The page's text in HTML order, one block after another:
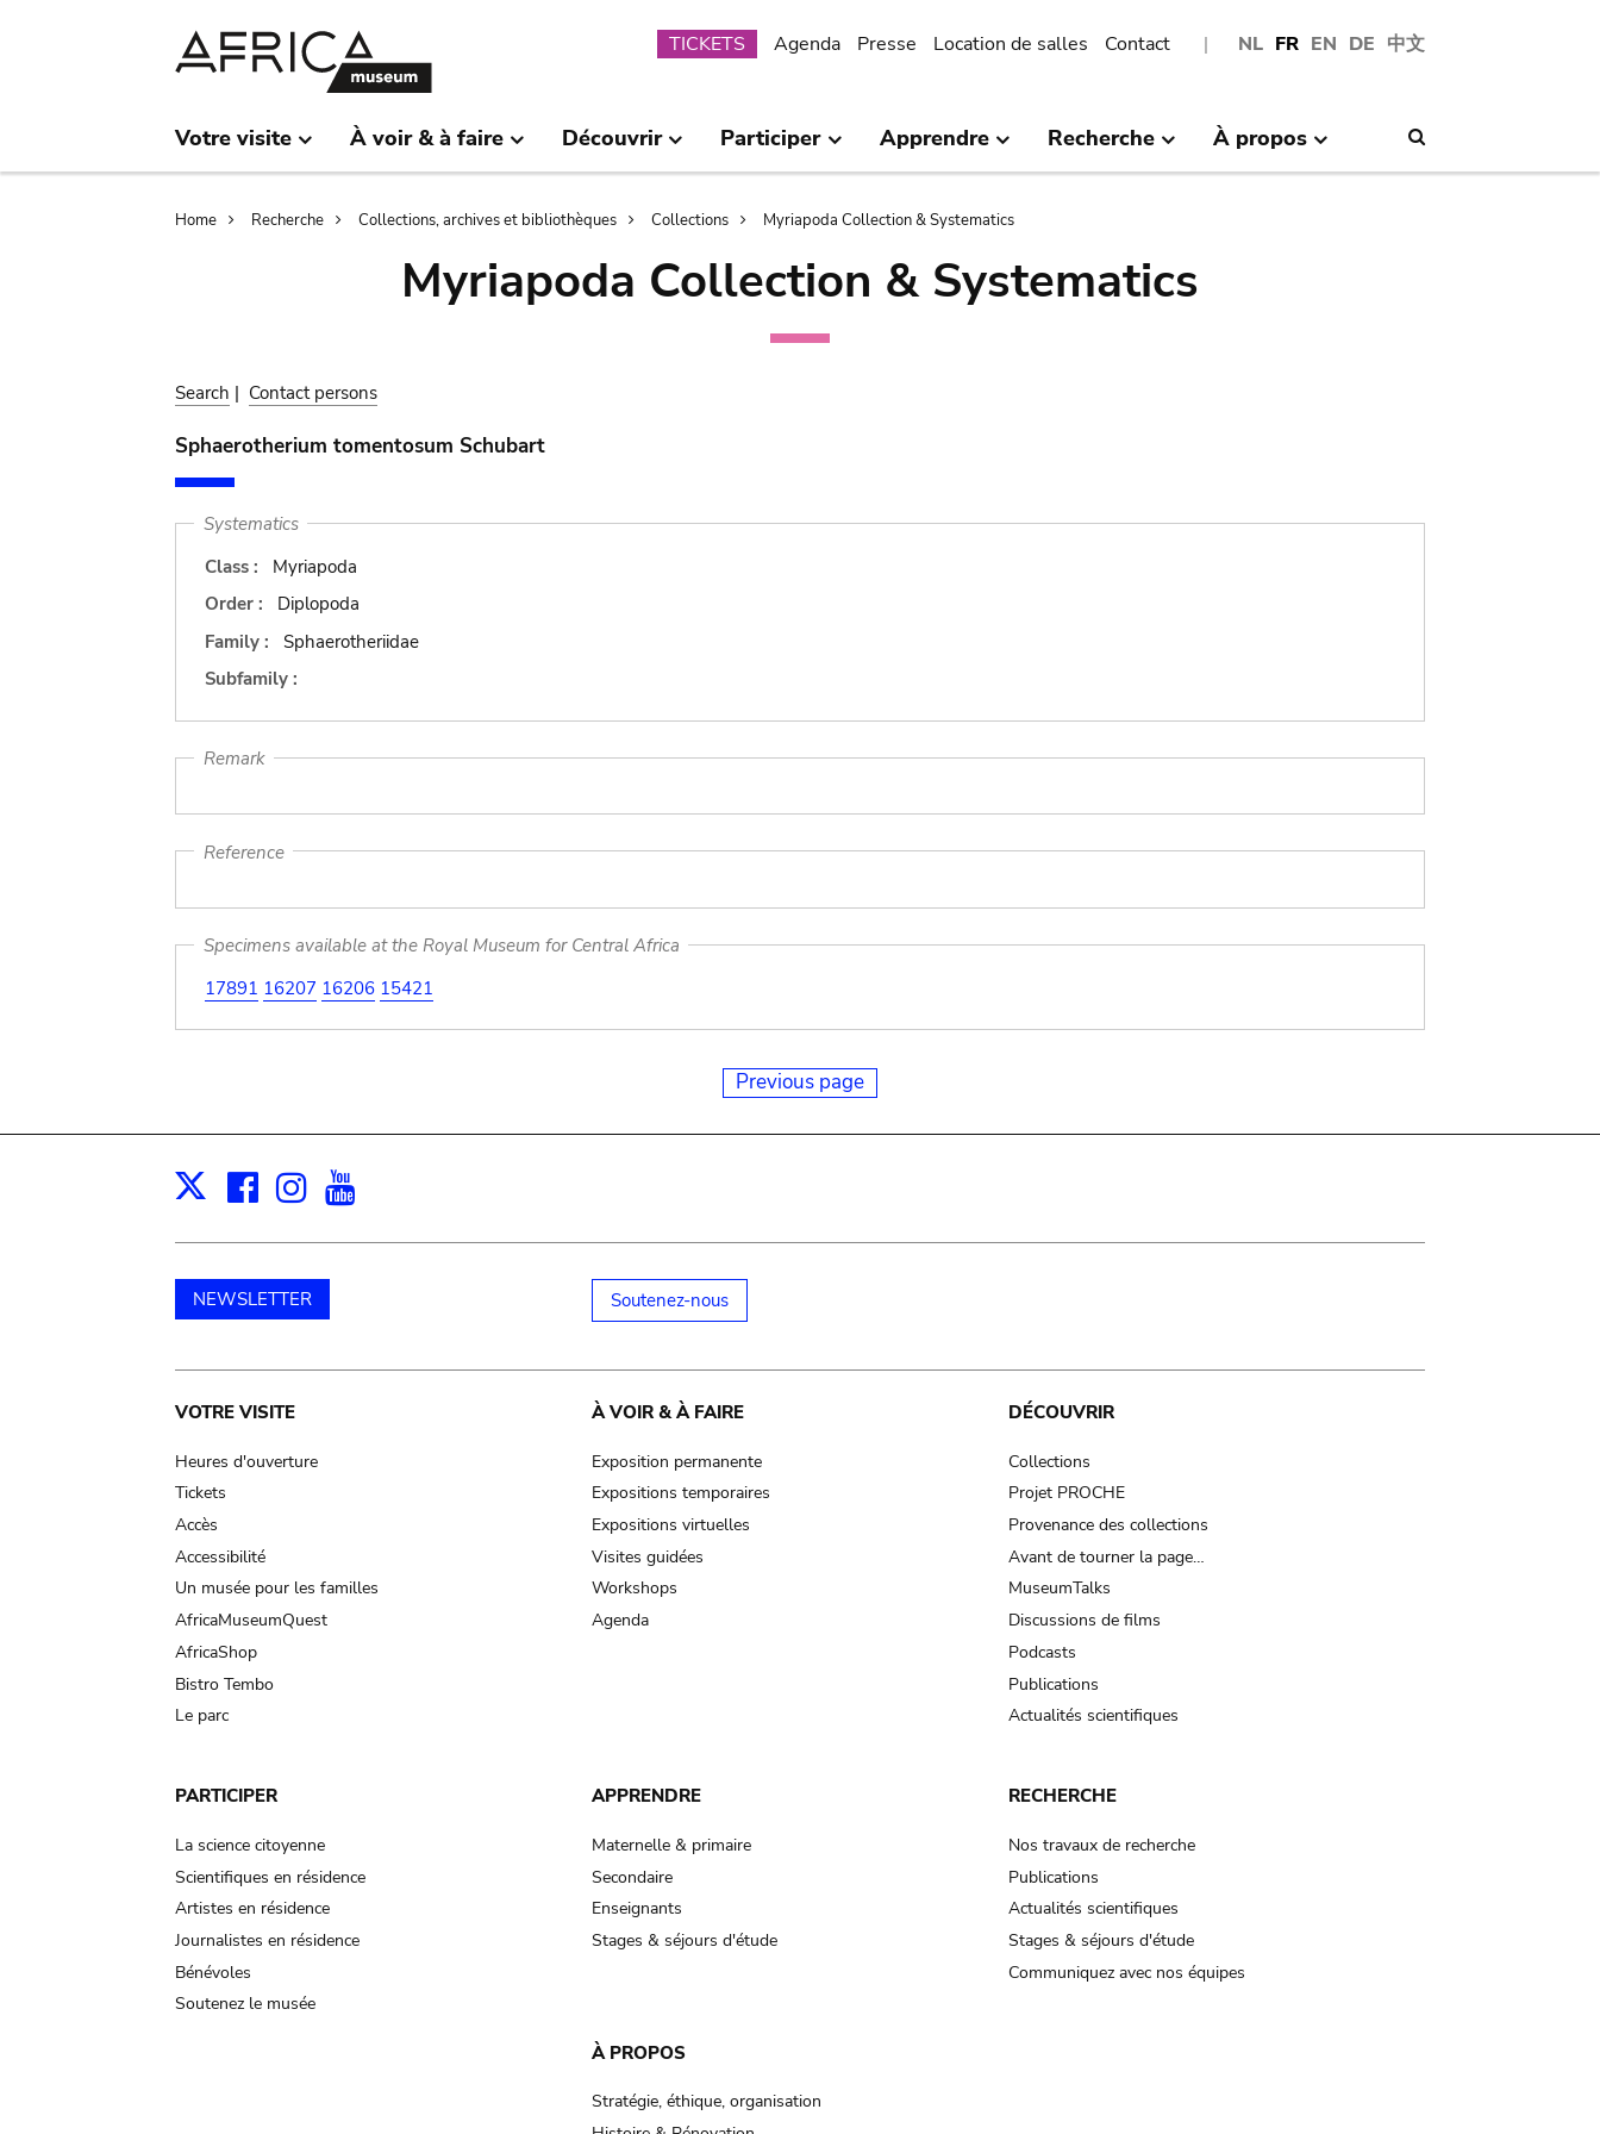
NL FR EN DE 中文
Submenu
TICKETS Agenda Presse Location de salles Contact
Votre visite À voir & à faire Découvrir Participer Apprendre Recherche À propos
Breadcrumb
Home Recherche Collections, archives et bibliothèques Collections Myriapoda Collection & Systematics
Myriapoda Collection & Systematics
Search | Contact persons
Sphaerotherium tomentosum Schubart
Systematics
Class :
Myriapoda
Order :
Diplopoda
Family :
Sphaerotheriidae
Subfamily :
Remark
Reference
Specimens available at the Royal Museum for Central Africa
17891 16207 16206 15421
Previous page
X Facebook
Instagram
NEWSLETTER Soutenez-nous
Main
navigation
VOTRE VISITE
Heures d'ouverture
Tickets
Accès
Accessibilité
Un musée pour les familles
AfricaMuseumQuest
AfricaShop
Bistro Tembo
Le parc
À VOIR & À FAIRE
Exposition permanente
Expositions temporaires
Expositions virtuelles
Visites guidées
Workshops
Agenda
DÉCOUVRIR
Collections
Projet PROCHE
Provenance des collections
Avant de tourner la page…
MuseumTalks
Discussions de films
Podcasts
Publications
Actualités scientifiques
PARTICIPER
La science citoyenne
Scientifiques en résidence
Artistes en résidence
Journalistes en résidence
Bénévoles
Soutenez le musée
APPRENDRE
Maternelle & primaire
Secondaire
Enseignants
Stages & séjours d'étude
RECHERCHE
Nos travaux de recherche
Publications
Actualités scientifiques
Stages & séjours d'étude
Communiquez avec nos équipes
À PROPOS
Stratégie, éthique, organisation